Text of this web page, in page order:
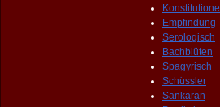
Konstitutionell
Empfindung
Serologisch
Bachblüten
Spagyrisch
Schüssler
Sankaran